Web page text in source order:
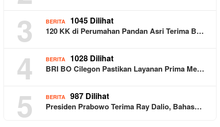
3 BERITA 1045 Dilihat
120 KK di Perumahan Pandan Asri Terima B…
4 BERITA 1028 Dilihat
BRI BO Cilegon Pastikan Layanan Prima Me…
5 BERITA 987 Dilihat
Presiden Prabowo Terima Ray Dalio, Bahas…